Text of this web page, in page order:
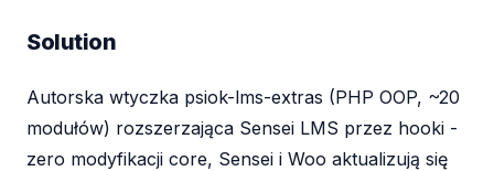
Solution
Autorska wtyczka psiok-lms-extras (PHP OOP, ~20
modułów) rozszerzająca Sensei LMS przez hooki -
zero modyfikacji core, Sensei i Woo aktualizują się